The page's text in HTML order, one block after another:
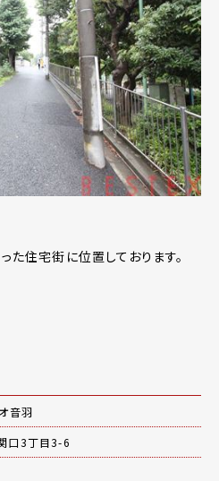
た住宅街に位置しております。
音羽
口3丁目3-6